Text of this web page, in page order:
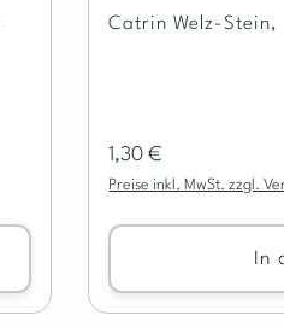
Catrin Welz-Stein,
Regulärer Preis:
1,30 €
Preise inkl. MwSt. zzgl.
In